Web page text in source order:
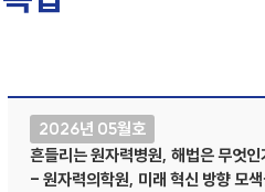
2026년 05월호
흔들리는 원자력병원, 해법은 무엇
- 원자력의학원, 미래 혁신 방향 모